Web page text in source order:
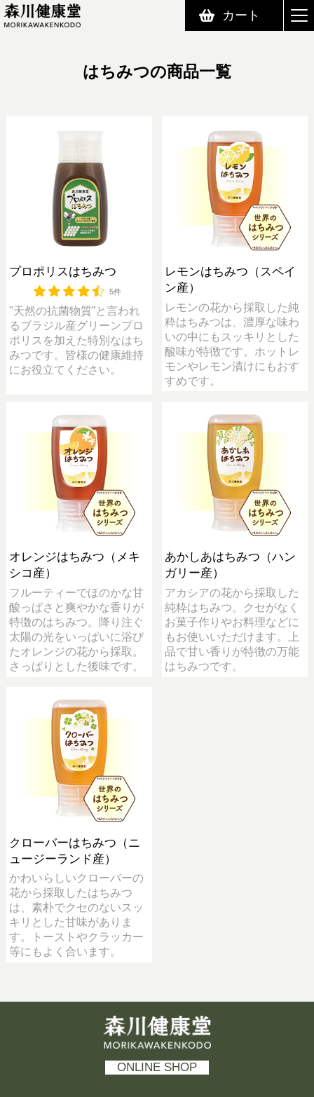
カート
はちみつの商品一覧
プロポリスはちみつ
5件
"天然の抗菌物質”と言われ
るブラジル産グリーンプロ
ポリスを加えた特別なはち
みつです。皆様の健康維持
にお役立てください。
レモンはちみつ（スペイ
ン産）
レモンの花から採取した純
粋はちみつは、濃厚な味わ
いの中にもスッキリとした
酸味が特徴です。ホットレ
モンやレモン漬けにもおす
すめです。
オレンジはちみつ（メキ
シコ産）
フルーティーでほのかな甘
酸っぱさと爽やかな香りが
特徴のはちみつ。降り注ぐ
太陽の光をいっぱいに浴び
たオレンジの花から採取。
さっぱりとした後味です。
あかしあはちみつ（ハン
ガリー産）
アカシアの花から採取した
純粋はちみつ。クセがなく
お菓子作りやお料理などに
もお使いいただけます。上
品で甘い香りが特徴の万能
はちみつです。
クローバーはちみつ（ニ
ュージーランド産）
かわいらしいクローバーの
花から採取したはちみつ
は、素朴でクセのないスッ
キリとした甘味がありま
す。トーストやクラッカー
等にもよく合います。
森川健康堂 MORIKAWAKENKODO
ONLINE SHOP